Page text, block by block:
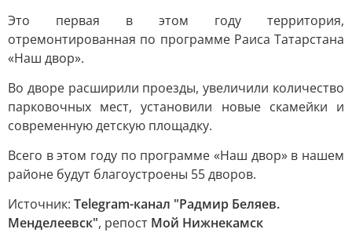
Это первая в этом году территория,
отремонтированная по программе Раиса Татарстана
«Наш двор».
Во дворе расширили проезды, увеличили количество
парковочных мест, установили новые скамейки и
современную детскую площадку.
Всего в этом году по программе «Наш двор» в нашем
районе будут благоустроены 55 дворов.
Источник: Telegram-канал "Радмир Беляев.
Менделеевск", репост Мой Нижнекамск